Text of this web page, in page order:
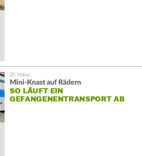
Mini-Knast auf Rädern
SO LÄUFT EIN
GEFANGENENTRANSPORT AB